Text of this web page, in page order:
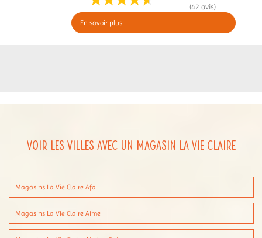
(42 avis)
En savoir plus
Voir les villes avec un magasin La Vie Claire
Magasins La Vie Claire Afa
Magasins La Vie Claire Aime